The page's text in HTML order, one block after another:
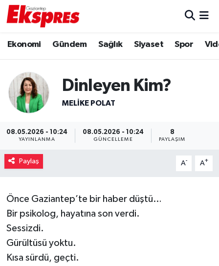
Ekonomi Gündem Sağlık Siyaset Spor
Dinleyen Kim?
MELIKE POLAT
08.05.2026 - 10:24
YAYINLANMA
08.05.2026 - 10:24
GÜNCELLEME
8
PAYLAŞIM
Paylaş A- A+
Önce Gaziantep’te bir haber düştü…
Bir psikolog, hayatına son verdi.
Sessizdi.
Gürültüsü yoktu.
Kısa sürdü, geçti.
Ekonomi
Gaziantep son dakika
Genel
Gündem
Haberler
Magazin
Piyasa
Trafik Durumu
Puan Durumu ve Fikstür
Tüm Manşetler
Son Dakika Haberleri
Haber Arşivi